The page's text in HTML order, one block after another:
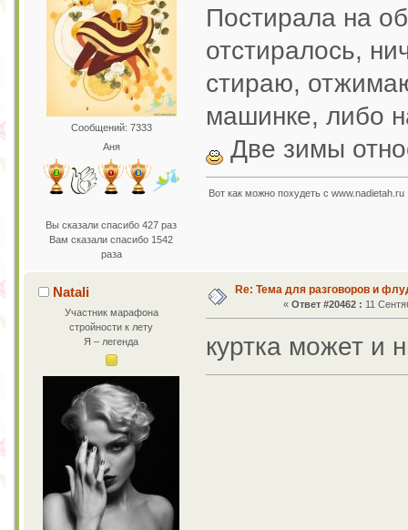
Сообщений: 7333
Аня
Вы сказали спасибо 427 раз
Вам сказали спасибо 1542
раза
Постирала на
отстиралось,
стираю,
машинке, либо
Две зимы
Вот как можно похудеть с www.nadietah.ru
Natali
Участник марафона
стройности к лету
Я – легенда
Re: Тема для разговоров и
« Ответ #20462 : 11
куртка может и